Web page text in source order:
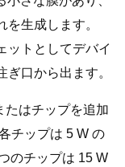
生成します。
ットとしてデバイ
口から出ます。
たはチップを追加
チップは 5 W の
のチップは 15 W